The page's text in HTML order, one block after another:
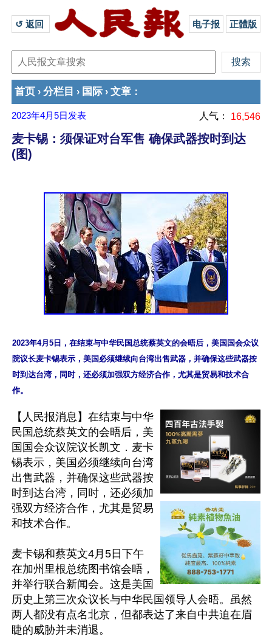
↺ 返回 电子报 正體版
首页 › 分栏目 › 国际 › 文章 ：
2023年4月5日 发表 人气： 16,546
麦卡锡：须保证对台军售 确保武器按时到达
(图)
2023年4月5日，在结束与中华民国总统蔡英文的会晤后，美国国会众议
院议长麦卡锡表示，美国必须继续向台湾出售武器，并确保这些武器按
时到达台湾，同时，还必须加强双方经济合作，尤其是贸易和技术合
【人民报消息】在结束与中华
民国总统蔡英文的会晤后，美
国国会众议院议长凯文．麦卡
锡表示，美国必须继续向台湾
出售武器，并确保这些武器按
时到达台湾，同时，还必须加
强双方经济合作，尤其是贸易
和技术合作。
麦卡锡和蔡英文4月5日下午
在加州里根总统图书馆会晤，
并举行联合新闻会。这是美国
历史上第三次众议长与中华民国领导人会晤。虽然
两人都没有点名北京，但都表达了来自中共迫在眉
睫的威胁并未消退。